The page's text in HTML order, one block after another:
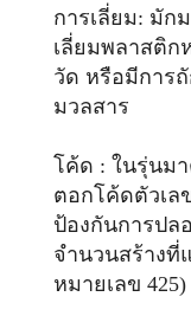
การเลี่ยม: มัก
เลี่ยมพลาสติก
วัด หรือมีการ
มวลสาร
โค้ด : ในรุ่นม
ตอกโค้ดตัวเล
ป้องกันการปล
จำนวนสร้างที่
หมายเลข 425)